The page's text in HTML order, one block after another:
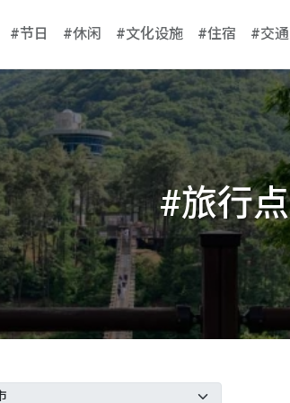
#节日 #休闲 #文化设施 #住宿 #交通
#旅行点